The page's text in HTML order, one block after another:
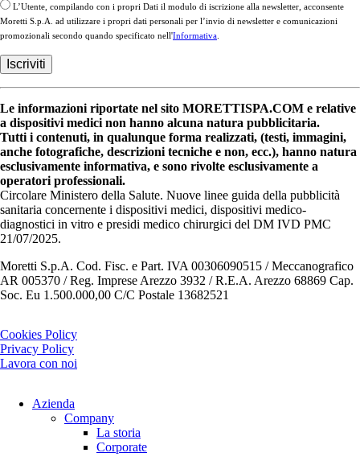
L’Utente, compilando con i propri Dati il modulo di iscrizione alla newsletter, acconsente
Moretti S.p.A. ad utilizzare i propri dati personali per l’invio di newsletter e comunicazioni
promozionali secondo quando specificato nell'Informativa
Le informazioni riportate nel sito MORETTISPA.COM e relative
a dispositivi medici non hanno alcuna natura pubblicitaria.
Tutti i contenuti, in qualunque forma realizzati, (testi, immagini,
anche fotografiche, descrizioni tecniche e non, ecc.), hanno natura
esclusivamente informativa, e sono rivolte esclusivamente a
operatori professionali.
Circolare Ministero della Salute. Nuove linee guida della pubblicità
sanitaria concernente i dispositivi medici, dispositivi medico-
diagnostici in vitro e presidi medico chirurgici del DM IVD PMC
21/07/2025.
Moretti S.p.A. Cod. Fisc. e Part. IVA 00306090515 / Meccanografico
AR 005370 / Reg. Imprese Arezzo 3932 / R.E.A. Arezzo 68869 Cap.
Soc. Eu 1.500.000,00 C/C Postale 13682521
Cookies Policy
Privacy Policy
Lavora con noi
Azienda
Company
La storia
Corporate